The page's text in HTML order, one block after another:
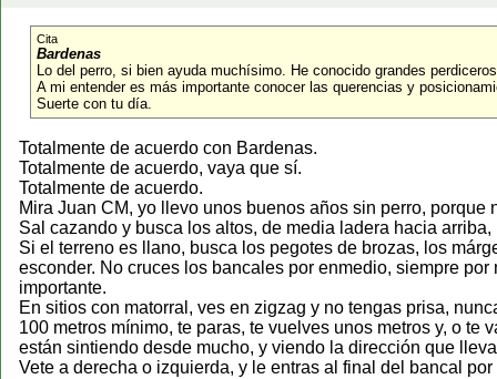
Cita
Bardenas
Lo del perro, si bien ayuda muchísimo. He conocido grandes
A mi entender es más importante conocer las querencias y
Suerte con tu día.
Totalmente de acuerdo con Bardenas.
Totalmente de acuerdo, vaya que sí.
Totalmente de acuerdo.
Mira Juan CM, yo llevo unos buenos años sin perro,
Sal cazando y busca los altos, de media ladera hacia
Si el terreno es llano, busca los pegotes de brozas, los
esconder. No cruces los bancales por enmedio, siempre
importante.
En sitios con matorral, ves en zigzag y no tengas prisa,
100 metros mínimo, te paras, te vuelves unos metros y, o
están sintiendo desde mucho, y viendo la dirección que
Vete a derecha o izquierda, y le entras al final del bancal